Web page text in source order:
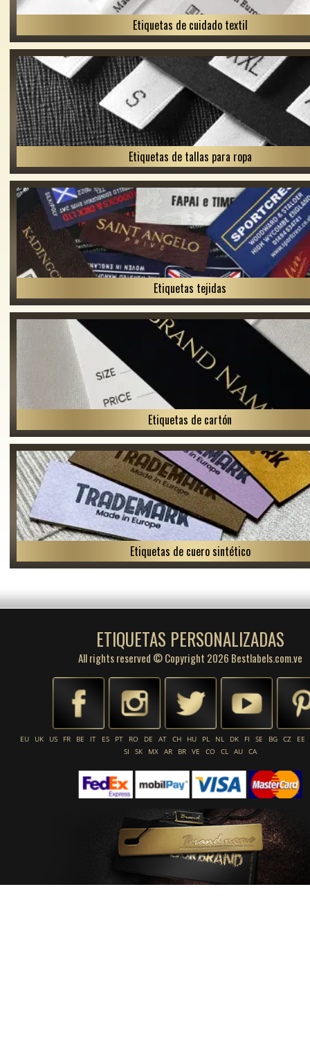
Etiquetas de cuidado textil
Etiquetas de tallas para ropa
Etiquetas tejidas
Etiquetas de cartón
Etiquetas de cuero sintético
ETIQUETAS PERSONALIZADAS
All rights reserved © Copyright 2026 Bestlabels.com.ve
EU UK US FR BE IT ES PT RO DE AT CH HU PL NL DK FI SE BG CZ
EE
SI
SK MX AR BR VE CO CL AU CA